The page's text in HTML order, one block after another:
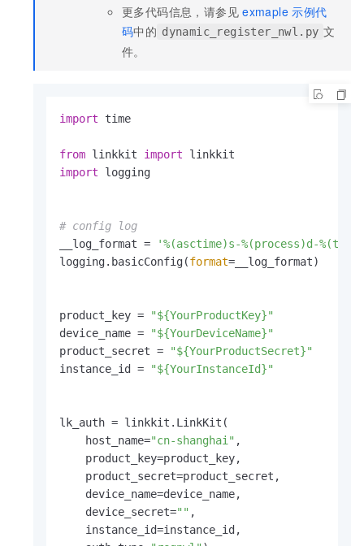
更多代码信息，请参见 exmaple 示例代
码中的 dynamic_register_nwl.py 文
件。
import time
from linkkit import
import logging
# config log
__log_format =
'%(asctime)s-%(process)d-
logging.basicConfig(format=__log_format)
product_key =
"${YourProductKey}"
device_name =
"${YourDeviceName}"
product_secret =
"${YourProductSecret}"
instance_id =
"${YourInstanceId}"
lk_auth = linkkit.LinkKit(
    host_name=
"cn-shanghai" ,
    product_key=product_key,
    product_secret=product_secret,
    device_name=device_name,
    device_secret=
"" ,
    instance_id=instance_id,